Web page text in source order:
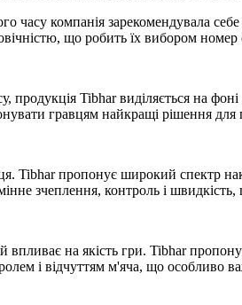
часу компанія зарекомендувала
що робить їх вибором
продукція Tibhar виділяється на
гравцям найкращі рішення для
Tibhar пропонує широкий спектр
зчеплення, контроль і
на якість гри. Tibhar
і відчуттям м'яча, що особливо